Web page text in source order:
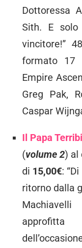
Dottoressa
Sith. E
vincitore!”
formato 17
Empire
Greg Pak,
Caspar
Il Papa
(volume 2) al
di 15,00€: “Di
ritorno dalla
Machiavelli
approfitta